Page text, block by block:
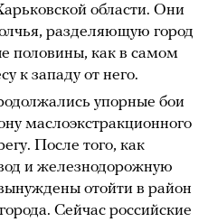
области. Они
разделяющую город
половины, как в самом
к западу от него.
упорные бои
маслоэкстракционного
После того, как
и железнодорожную
отойти в район
Сейчас российские